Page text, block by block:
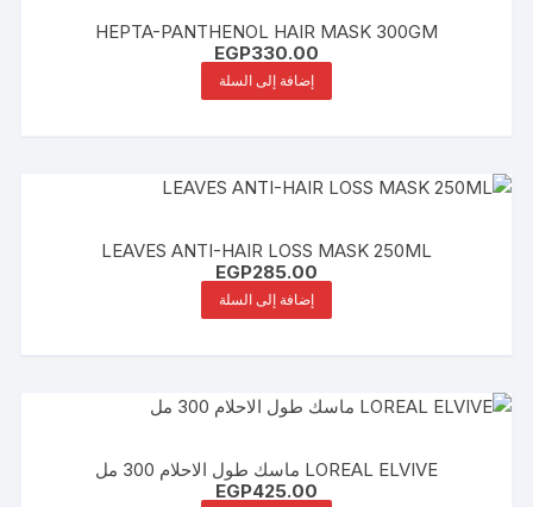
HEPTA-PANTHENOL HAIR MASK 300GM
EGP330.00
إضافة إلى السلة
LEAVES ANTI-HAIR LOSS MASK 250ML
EGP285.00
إضافة إلى السلة
LOREAL ELVIVE ماسك طول الاحلام 300 مل
EGP425.00